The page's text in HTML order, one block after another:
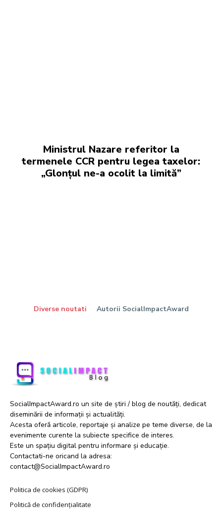
Ministrul Nazare referitor la
termenele CCR pentru legea taxelor:
„Glonțul ne-a ocolit la limită”
Diverse noutati Autorii SocialImpactAward
SocialImpactAward.ro un site de știri / blog de noutăți, dedicat
diseminării de informații și actualități.
Acesta oferă articole, reportaje și analize pe teme diverse, de la
evenimente curente la subiecte specifice de interes.
Este un spațiu digital pentru informare și educație.
Contactati-ne oricand la adresa:
contact@SocialImpactAward.ro
Politica de cookies (GDPR)
Politică de confidențialitate